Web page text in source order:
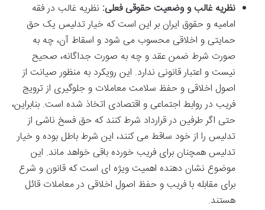
نظریه غالب و وضعیت حقوقی فعلی: نظریه غالب در فقه
امامیه و حقوق ایران بر این است که خیار تدلیس یک حق
حمایتی و اخلاقی محسوب می شود و اسقاط آن، چه به
صورت شرط ضمن عقد و چه به صورت جداگانه، صحیح
نیست و اعتبار قانونی ندارد. این رویکرد به منظور صیانت از
اصول اخلاقی و حفظ سلامت معاملات و جلوگیری از ترویج
فریب در روابط اجتماعی و اقتصادی اتخاذ شده است. بنابراین،
حتی اگر طرفین در قرارداد شرط کنند که حق فسخ ناشی از
تدلیس را از خود ساقط می کنند، این شرط باطل بوده و خیار
تدلیس همچنان برای فریب خورده باقی خواهد ماند. این
موضوع نشان دهنده اهمیت ویژه ای است که قانون و شرع
برای مقابله با فریب و حفظ اصول اخلاقی در معاملات قائل
هستند.